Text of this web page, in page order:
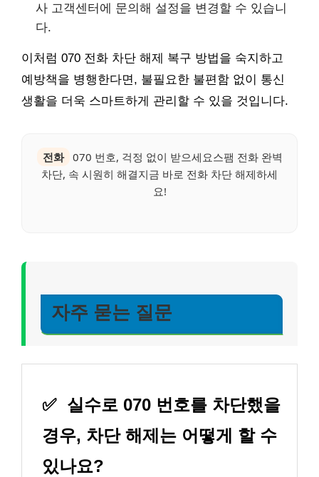
사 고객센터에 문의해 설정을 변경할 수 있습니
다.
이처럼 070 전화 차단 해제 복구 방법을 숙지하고
예방책을 병행한다면, 불필요한 불편함 없이 통신
생활을 더욱 스마트하게 관리할 수 있을 것입니다.
전화
070 번호, 걱정 없이 받으세요스팸 전화 완벽
차단, 속 시원히 해결지금 바로 전화 차단 해제하세
요!
자주 묻는 질문
✅ 실수로 070 번호를 차단했을
경우, 차단 해제는 어떻게 할 수
있나요?